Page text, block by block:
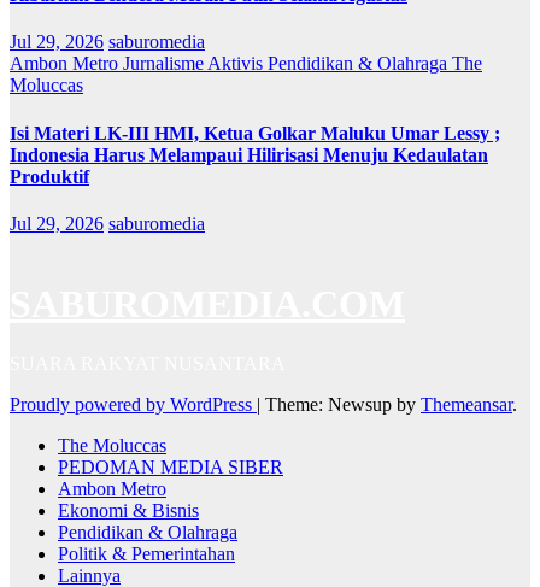
Jul 29, 2026 saburomedia
Ambon Metro Jurnalisme Aktivis Pendidikan & Olahraga The
Moluccas
Isi Materi LK-III HMI, Ketua Golkar Maluku Umar Lessy ;
Indonesia Harus Melampaui Hilirisasi Menuju Kedaulatan
Produktif
Jul 29, 2026 saburomedia
Proudly powered by WordPress | Theme: Newsup by Themeansar.
The Moluccas
PEDOMAN MEDIA SIBER
Ambon Metro
Ekonomi & Bisnis
Pendidikan & Olahraga
Politik & Pemerintahan
Lainnya